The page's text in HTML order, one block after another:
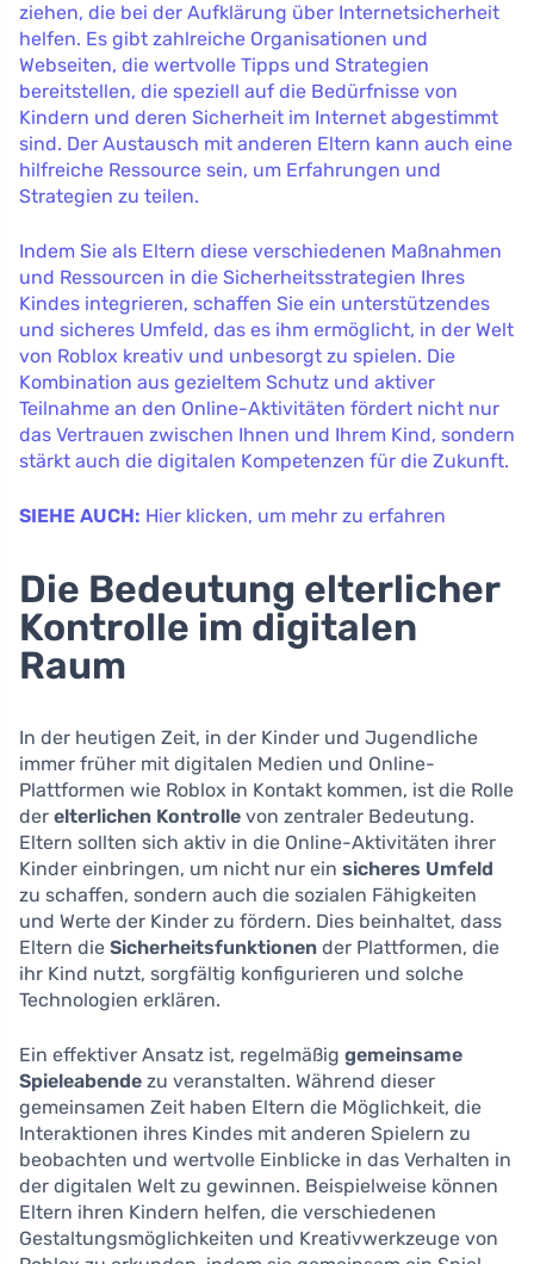
ziehen, die bei der Aufklärung über Internetsicherheit
helfen. Es gibt zahlreiche Organisationen und
Webseiten, die wertvolle Tipps und Strategien
bereitstellen, die speziell auf die Bedürfnisse von
Kindern und deren Sicherheit im Internet abgestimmt
sind. Der Austausch mit anderen Eltern kann auch eine
hilfreiche Ressource sein, um Erfahrungen und
Strategien zu teilen.
Indem Sie als Eltern diese verschiedenen Maßnahmen
und Ressourcen in die Sicherheitsstrategien Ihres
Kindes integrieren, schaffen Sie ein unterstützendes
und sicheres Umfeld, das es ihm ermöglicht, in der Welt
von Roblox kreativ und unbesorgt zu spielen. Die
Kombination aus gezieltem Schutz und aktiver
Teilnahme an den Online-Aktivitäten fördert nicht nur
das Vertrauen zwischen Ihnen und Ihrem Kind, sondern
stärkt auch die digitalen Kompetenzen für die Zukunft.
SIEHE AUCH: Hier klicken, um mehr zu erfahren
Die Bedeutung elterlicher
Kontrolle im digitalen
Raum
In der heutigen Zeit, in der Kinder und Jugendliche
immer früher mit digitalen Medien und Online-
Plattformen wie Roblox in Kontakt kommen, ist die Rolle
der elterlichen Kontrolle von zentraler Bedeutung.
Eltern sollten sich aktiv in die Online-Aktivitäten ihrer
Kinder einbringen, um nicht nur ein sicheres Umfeld
zu schaffen, sondern auch die sozialen Fähigkeiten
und Werte der Kinder zu fördern. Dies beinhaltet, dass
Eltern die Sicherheitsfunktionen der Plattformen, die
ihr Kind nutzt, sorgfältig konfigurieren und solche
Technologien erklären.
Ein effektiver Ansatz ist, regelmäßig gemeinsame
Spieleabende zu veranstalten. Während dieser
gemeinsamen Zeit haben Eltern die Möglichkeit, die
Interaktionen ihres Kindes mit anderen Spielern zu
beobachten und wertvolle Einblicke in das Verhalten in
der digitalen Welt zu gewinnen. Beispielweise können
Eltern ihren Kindern helfen, die verschiedenen
Gestaltungsmöglichkeiten und Kreativwerkzeuge von